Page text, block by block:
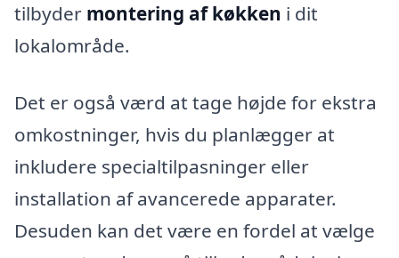
tilbyder montering af køkken i dit
lokalområde.
Det er også værd at tage højde for ekstra
omkostninger, hvis du planlægger at
inkludere specialtilpasninger eller
installation af avancerede apparater.
Desuden kan det være en fordel at vælge